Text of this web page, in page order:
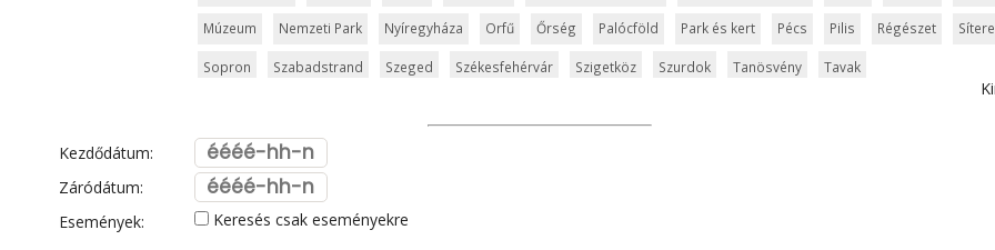
Múzeum Nemzeti Park Nyíregyháza Orfű Őrség Palócföld Park és kert Pécs Pilis Régészet
Sopron Szabadstrand Szeged Székesfehérvár Szigetköz Szurdok Tanösvény Tavak
Visegrád Vízesés
Kezdődátum:
Záródátum:
Események:
Keresés csak eseményekre